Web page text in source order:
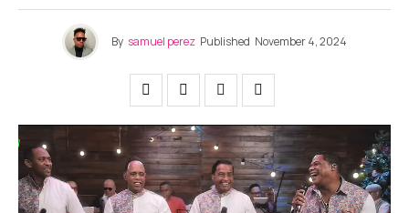
By samuel perez Published November 4, 2024